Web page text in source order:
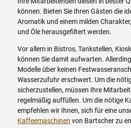
können. Bieten Sie Ihren Gästen die
Aromatik und einem milden
und Öle herausgefiltert werden.
Vor allem in Bistros, Tankstellen,
können Sie damit aufwarten.
Modelle über keinen
Wasserzufuhr erschwert. Um die
sicherzustellen, müssen Ihre
regelmäßig auffüllen. Um die nötige
empfehlen wir Ihnen, sich für eine
Kaffeemaschinen von Bartscher zu